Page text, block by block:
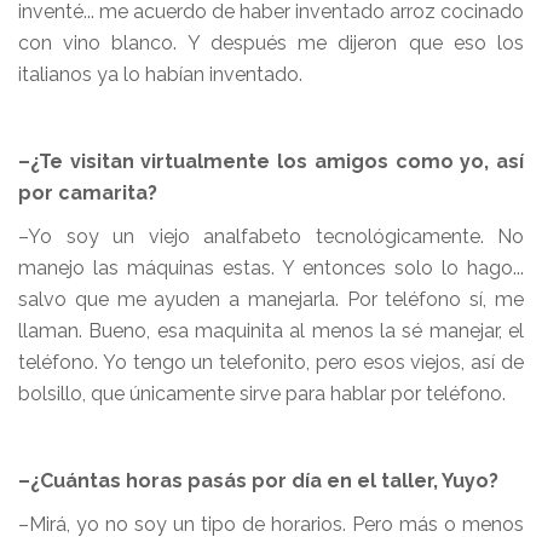
inventé... me acuerdo de haber inventado arroz cocinado
con vino blanco. Y después me dijeron que eso los
italianos ya lo habían inventado.
–¿Te visitan virtualmente los amigos como yo, así
por camarita?
–Yo soy un viejo analfabeto tecnológicamente. No
manejo las máquinas estas. Y entonces solo lo hago...
salvo que me ayuden a manejarla. Por teléfono sí, me
llaman. Bueno, esa maquinita al menos la sé manejar, el
teléfono. Yo tengo un telefonito, pero esos viejos, así de
bolsillo, que únicamente sirve para hablar por teléfono.
–¿Cuántas horas pasás por día en el taller, Yuyo?
–Mirá, yo no soy un tipo de horarios. Pero más o menos